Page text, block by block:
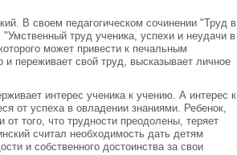
В своем педагогическом сочинении "Труд в
труд ученика, успехи и неудачи в
может привести к печальным
и переживает свой труд, высказывает личное
интерес ученика к учению. А интерес к
от успеха в овладении знаниями. Ребенок,
того, что трудности преодолены, теряет
считал необходимость дать детям
и собственного достоинства за свои